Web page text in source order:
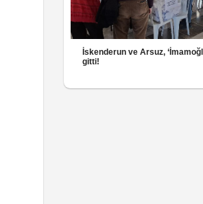
İskenderun ve Arsuz,
gitti!